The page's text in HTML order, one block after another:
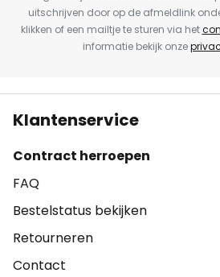
uitschrijven door op de afmeldlink
klikken of een mailtje te sturen via het
informatie bekijk onze
Klantenservice
Contract herroepen
FAQ
Bestelstatus bekijken
Retourneren
Contact